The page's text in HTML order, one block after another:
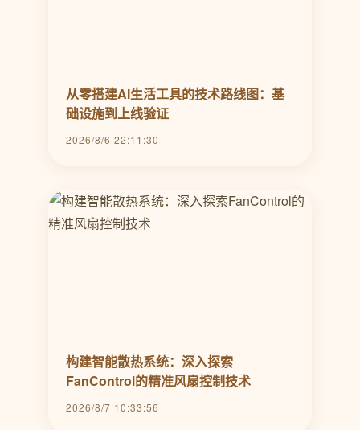
从零搭建AI生活工具的技术路线图：基
础设施到上线验证
2026/8/6 22:11:30
构建智能散热系统：深入探索
FanControl的精准风扇控制技术
2026/8/7 10:33:56